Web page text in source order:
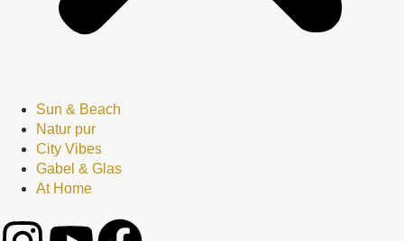
Sun & Beach
Natur pur
City Vibes
Gabel & Glas
At Home